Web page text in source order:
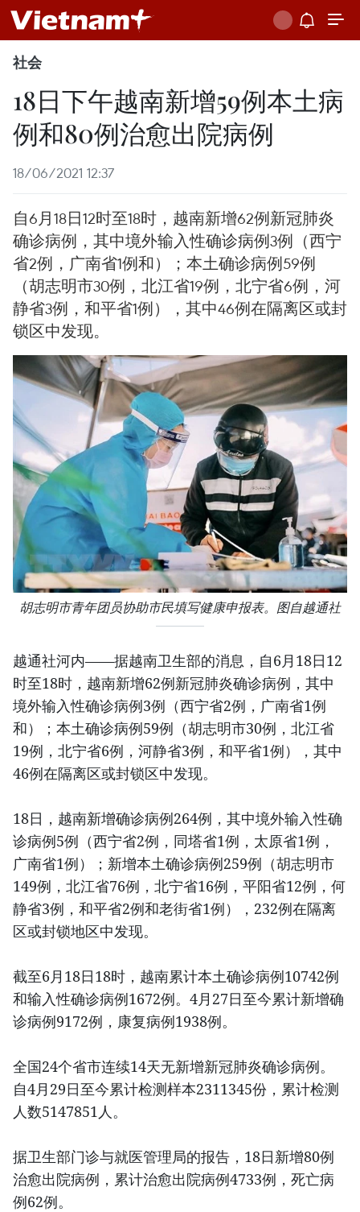
社会
18日下午越南新增59例本土病
例和80例治愈出院病例
18/06/2021 12:37
自6月18日12时至18时，越南新增62例新冠肺炎
确诊病例，其中境外输入性确诊病例3例（西宁
省2例，广南省1例和）；本土确诊病例59例
（胡志明市30例，北江省19例，北宁省6例，河
静省3例，和平省1例），其中46例在隔离区或封
锁区中发现。
胡志明市青年团员协助市民填写健康申报表。图自越通社
越通社河内——据越南卫生部的消息，自6月18日12
时至18时，越南新增62例新冠肺炎确诊病例，其中
境外输入性确诊病例3例（西宁省2例，广南省1例
和）；本土确诊病例59例（胡志明市30例，北江省
19例，北宁省6例，河静省3例，和平省1例），其中
46例在隔离区或封锁区中发现。
18日，越南新增确诊病例264例，其中境外输入性确
诊病例5例（西宁省2例，同塔省1例，太原省1例，
广南省1例）；新增本土确诊病例259例（胡志明市
149例，北江省76例，北宁省16例，平阳省12例，何
静省3例，和平省2例和老街省1例），232例在隔离
区或封锁地区中发现。
截至6月18日18时，越南累计本土确诊病例10742例
和输入性确诊病例1672例。4月27日至今累计新增确
诊病例9172例，康复病例1938例。
全国24个省市连续14天无新增新冠肺炎确诊病例。
自4月29日至今累计检测样本2311345份，累计检测
人数5147851人。
据卫生部门诊与就医管理局的报告，18日新增80例
治愈出院病例，累计治愈出院病例4733例，死亡病
例62例。